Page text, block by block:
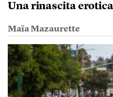
Una rinascita
Maïa Mazaurette